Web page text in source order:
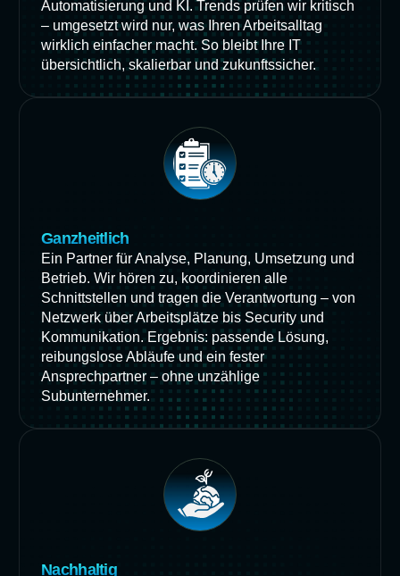
Automatisierung und KI. Trends prüfen wir kritisch
– umgesetzt wird nur, was Ihren Arbeitsalltag
wirklich einfacher macht. So bleibt Ihre IT
übersichtlich, skalierbar und zukunftssicher.
Ganzheitlich
Ein Partner für Analyse, Planung, Umsetzung und
Betrieb. Wir hören zu, koordinieren alle
Schnittstellen und tragen die Verantwortung – von
Netzwerk über Arbeitsplätze bis Security und
Kommunikation. Ergebnis: passende Lösung,
reibungslose Abläufe und ein fester
Ansprechpartner – ohne unzählige
Subunternehmer.
Nachhaltig